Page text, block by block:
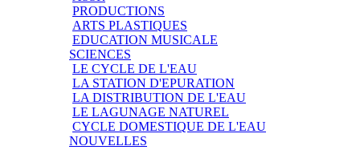
PRODUCTIONS
ARTS PLASTIQUES
EDUCATION MUSICALE
SCIENCES
LE CYCLE DE L'EAU
LA STATION D'EPURATION
LA DISTRIBUTION DE L'EAU
LE LAGUNAGE NATUREL
CYCLE DOMESTIQUE DE L'EAU
NOUVELLES